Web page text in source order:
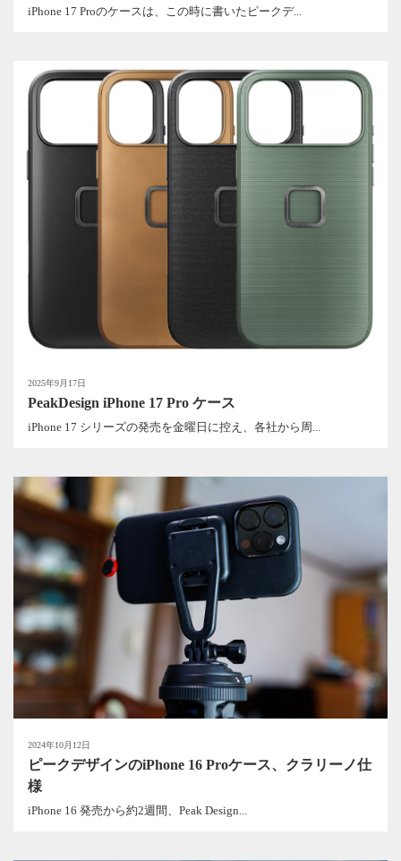
iPhone 17 Proのケースは、この時に書いたピークデ...
2025年9月17日
PeakDesign iPhone 17 Pro ケース
iPhone 17 シリーズの発売を金曜日に控え、各社から周...
2024年10月12日
ピークデザインのiPhone 16 Proケース、クラリーノ仕
様
iPhone 16 発売から約2週間、Peak Design...